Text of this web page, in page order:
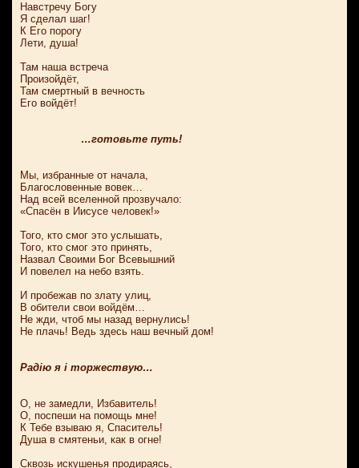
Навстречу Богу
Я сделал шаг!
К Его порогу
Лети, душа!
Там наша встреча
Произойдёт,
Там смертный в вечность
Его войдёт!
…готовьте путь!
Мы, избранные от начала,
Благословенные вовек…
Над всей вселенной прозвучало:
«Спасён в Иисусе человек!»
Того, кто смог это услышать,
Того, кто смог это принять,
Назвал Своими Бог Всевышний
И повелел на небо взять.
И пробежав по злату улиц,
В обители свои войдём…
Не жди, чтоб мы назад вернулись!
Не плачь! Ведь здесь наш вечный дом!
Радію я і торжествую…
О, не замедли, Избавитель!
О, поспеши на помощь мне!
К Тебе взываю я, Спаситель!
Душа в смятеньи, как в огне!
Сквозь искушенья продираясь,